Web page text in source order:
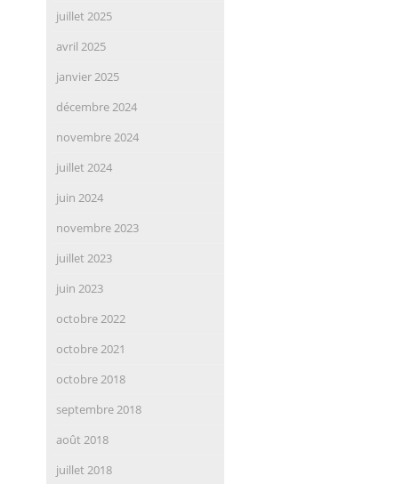
juillet 2025
avril 2025
janvier 2025
décembre 2024
novembre 2024
juillet 2024
juin 2024
novembre 2023
juillet 2023
juin 2023
octobre 2022
octobre 2021
octobre 2018
septembre 2018
août 2018
juillet 2018